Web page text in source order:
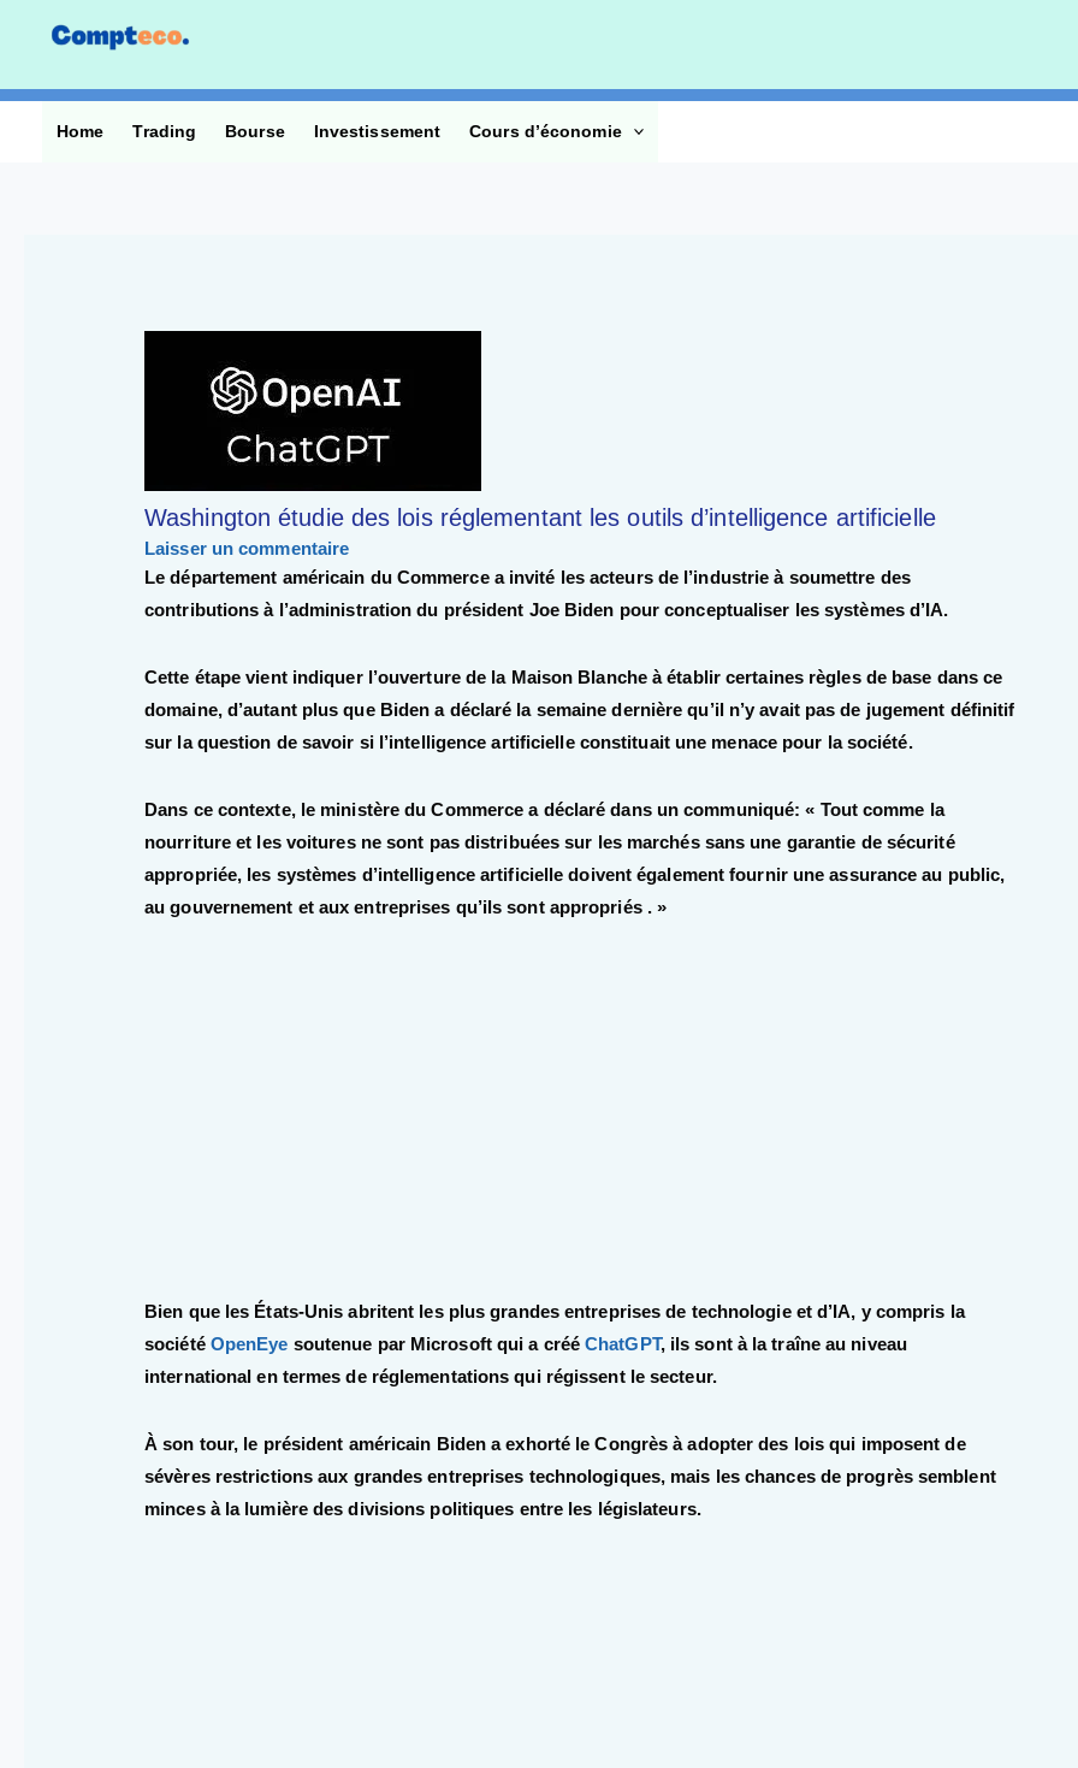
Home Trading Bourse Investissement Cours d’économie
Washington étudie des lois réglementant les outils d’intelligence artificielle
Laisser un commentaire
Le département américain du Commerce a invité les acteurs de l’industrie à soumettre des
contributions à l’administration du président Joe Biden pour conceptualiser les systèmes d’IA.
Cette étape vient indiquer l’ouverture de la Maison Blanche à établir certaines règles de base dans ce
domaine, d’autant plus que Biden a déclaré la semaine dernière qu’il n’y avait pas de jugement définitif
sur la question de savoir si l’intelligence artificielle constituait une menace pour la société.
Dans ce contexte, le ministère du Commerce a déclaré dans un communiqué: « Tout comme la
nourriture et les voitures ne sont pas distribuées sur les marchés sans une garantie de sécurité
appropriée, les systèmes d’intelligence artificielle doivent également fournir une assurance au public,
au gouvernement et aux entreprises qu’ils sont appropriés . »
Bien que les États-Unis abritent les plus grandes entreprises de technologie et d’IA, y compris la
société OpenEye soutenue par Microsoft qui a crééChatGPT, ils sont à la traîne au niveau
international en termes de réglementations qui régissent le secteur.
À son tour, le président américain Biden a exhorté le Congrès à adopter des lois qui imposent de
sévères restrictions aux grandes entreprises technologiques, mais les chances de progrès semblent
minces à la lumière des divisions politiques entre les législateurs.